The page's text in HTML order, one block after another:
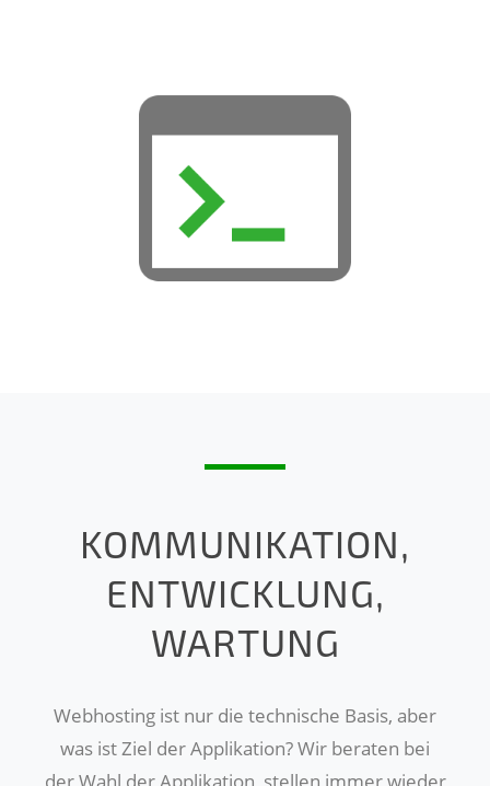
KOMMUNIKATION,
ENTWICKLUNG,
WARTUNG
Webhosting ist nur die technische Basis, aber
was ist Ziel der Applikation? Wir beraten bei
der Wahl der Applikation, stellen immer wieder